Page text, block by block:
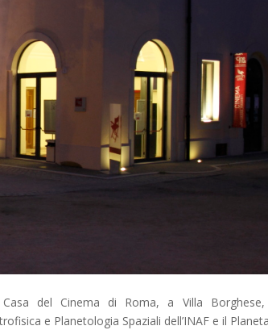
Casa del Cinema di Roma, a Villa
e Planetologia Spaziali dell’INAF e il